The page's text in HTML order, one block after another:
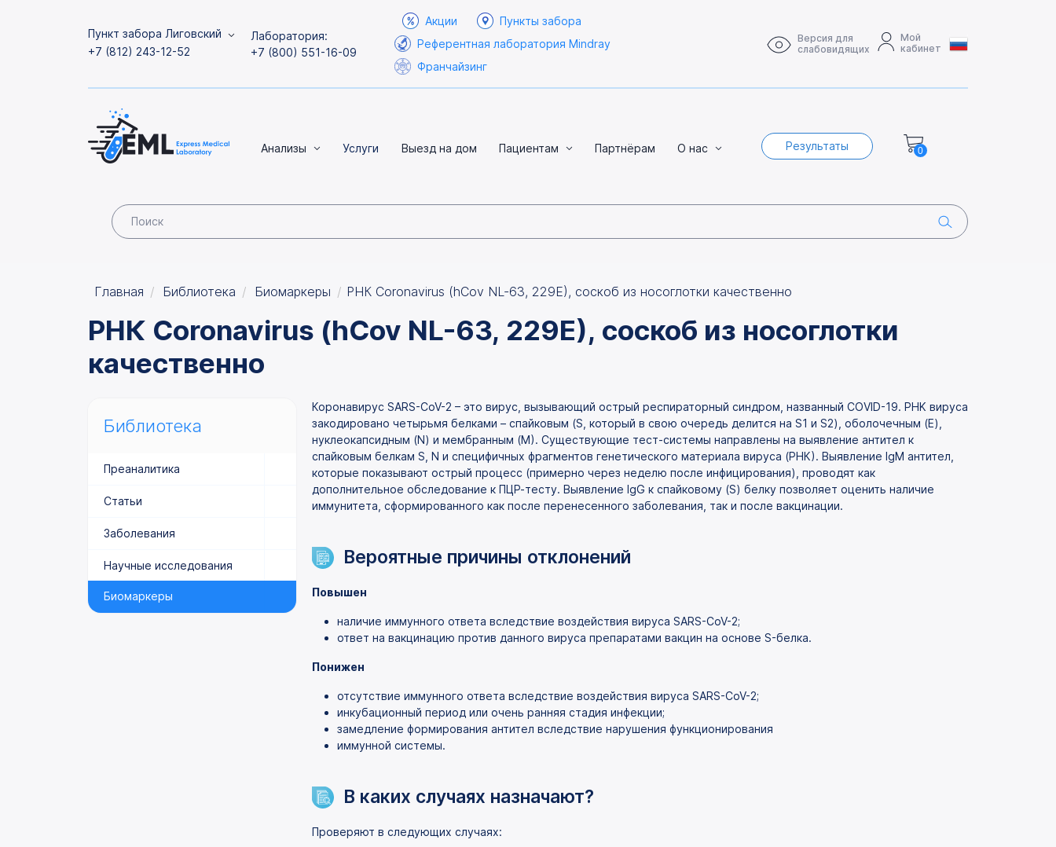
Пункт забора Лиговский
+7 (812) 243-12-52
Лаборатория:
+7 (800) 551-16-09
Акции
Пункты забора
Референтная лаборатория Mindray
Франчайзинг
Версия для
слабовидящих
Мой
кабинет
Анализы Услуги Выезд на дом Пациентам Партнёрам О нас Результаты 0
Главная Библиотека Биомаркеры РНК Coronavirus (hCov NL-63, 229E), соскоб из носоглотки качественно
РНК Coronavirus (hCov NL-63, 229E), соскоб из носоглотки
качественно
Коронавирус SARS-CoV-2 – это вирус, вызывающий острый респираторный синдром, названный COVID-19. PHK вируса
закодировано четырьмя белками – спайковым (S, который в свою очередь делится на S1 и S2), оболочечным (E),
нуклеокапсидным (N) и мембранным (М). Существующие тест-системы направлены на выявление антител к
спайковым белкам S, N и специфичных фрагментов генетического материала вируса (РНК). Выявление IgM антител,
которые показывают острый процесс (примерно через неделю после инфицирования), проводят как
дополнительное обследование к ПЦР-тесту. Выявление IgG к спайковому (S) белку позволяет оценить наличие
иммунитета, сформированного как после перенесенного заболевания, так и после вакцинации.
Вероятные причины отклонений
Повышен
наличие иммунного ответа вследствие воздействия вируса SARS-CoV-2;
ответ на вакцинацию против данного вируса препаратами вакцин на основе S-белка.
Понижен
отсутствие иммунного ответа вследствие воздействия вируса SARS-CoV-2;
инкубационный период или очень ранняя стадия инфекции;
замедление формирования антител вследствие нарушения функционирования
иммунной системы.
В каких случаях назначают?
Проверяют в следующих случаях:
Библиотека
Преаналитика
Статьи
Заболевания
Научные исследования
Биомаркеры